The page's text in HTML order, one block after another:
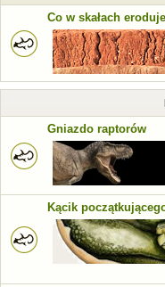
Co w skałach eroduje
Gniazdo raptorów
Kącik